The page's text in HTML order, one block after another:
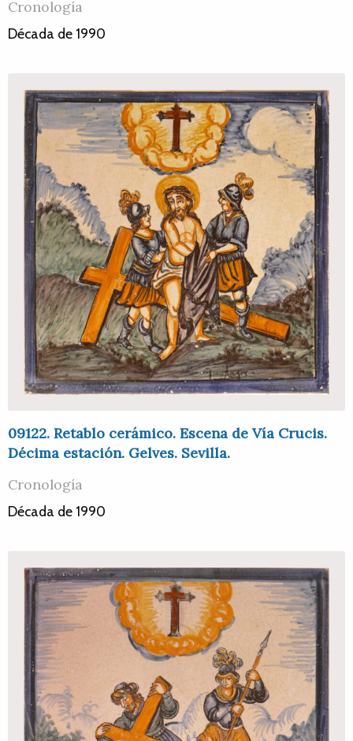
Cronología
Década de 1990
09122. Retablo cerámico. Escena de Vía Crucis.
Décima estación. Gelves. Sevilla.
Cronología
Década de 1990